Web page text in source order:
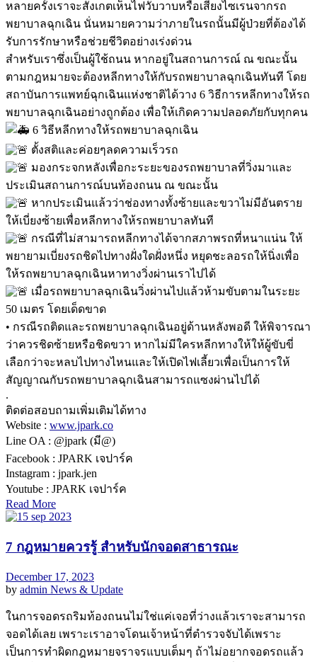
หลายครั้งเราจะสังเกตเห็นไฟวับวาบหรือเสียงไซเรนจากรถ
พยาบาลฉุกเฉิน นั่นหมายความว่าภายในรถนั้นมีผู้ป่วยที่ต้องได้
รับการรักษาหรือช่วยชีวิตอย่างเร่งด่วน
สำหรับเราซึ่งเป็นผู้ใช้ถนน หากอยู่ในสถานการณ์ ณ ขณะนั้น
ตามกฎหมายจะต้องหลีกทางให้กับรถพยาบาลฉุกเฉินทันที โดย
สถาบันการแพทย์ฉุกเฉินแห่งชาติได้วาง 6 วิธีการหลีกทางให้รถ
พยาบาลฉุกเฉินอย่างถูกต้อง เพื่อให้เกิดความปลอดภัยกับทุกคน
6 วิธีหลีกทางให้รถพยาบาลฉุกเฉิน
ตั้งสติและค่อยๆลดความเร็วรถ
มองกระจกหลังเพื่อกะระยะของรถพยาบาลที่วิ่งมาและ
ประเมินสถานการณ์บนท้องถนน ณ ขณะนั้น
หากประเมินแล้วว่าช่องทางทั้งซ้ายและขวาไม่มีอันตราย
ให้เบี่ยงซ้ายเพื่อหลีกทางให้รถพยาบาลทันที
กรณีที่ไม่สามารถหลีกทางได้จากสภาพรถที่หนาแน่น ให้
พยายามเบี่ยงรถชิดไปทางฝั่งใดฝั่งหนึ่ง หยุดชะลอรถให้นิ่งเพื่อ
ให้รถพยาบาลฉุกเฉินหาทางวิ่งผ่านเราไปได้
เมื่อรถพยาบาลฉุกเฉินวิ่งผ่านไปแล้วห้ามขับตามในระยะ
50 เมตร โดยเด็ดขาด
• กรณีรถติดและรถพยาบาลฉุกเฉินอยู่ด้านหลังพอดี ให้พิจารณา
ว่าควรชิดซ้ายหรือชิดขวา หากไม่มีใครหลีกทางให้ให้ผู้ขับขี่
เลือกว่าจะหลบไปทางไหนและให้เปิดไฟเลี้ยวเพื่อเป็นการให้
สัญญาณกับรถพยาบาลฉุกเฉินสามารถแซงผ่านไปได้
.
ติดต่อสอบถามเพิ่มเติมได้ทาง
Website : www.jpark.co
Line OA : @jpark (มี@)
Facebook : JPARK เจปาร์ค
Instagram : jpark.jen
Youtube : JPARK เจปาร์ค
Read More
7 กฎหมายควรรู้ สำหรับนักจอดสาธารณะ
December 17, 2023
by admin News & Update
ในการจอดรถริมท้องถนนไม่ใช่แค่เจอที่ว่างแล้วเราจะสามารถ
จอดได้เลย เพราะเราอาจโดนเจ้าหน้าที่ตำรวจจับได้เพราะ
เป็นการทำผิดกฎหมายจราจรแบบเต็มๆ ถ้าไม่อยากจอดรถแล้ว